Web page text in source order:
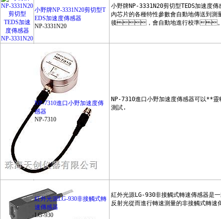
虹譜光色
小野牌NP-3331N20剪切型T
EDS加速度傳感器
NP-3331N20
NP-7310進口小野加速度傳
感器
NP-7310
紅外光源LG-930非接觸式轉
速傳感器
LG-930